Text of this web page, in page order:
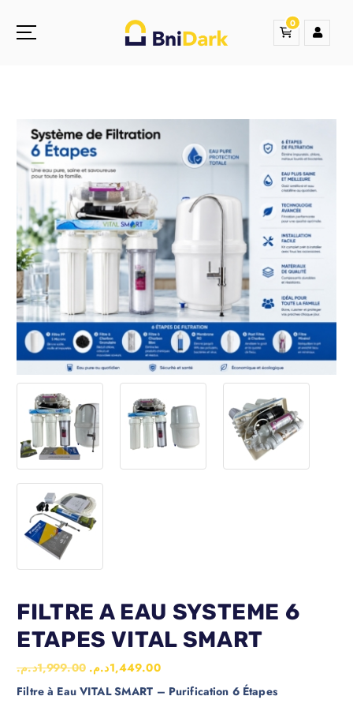
0
FILTRE A EAU SYSTEME 6
ETAPES VITAL SMART
1,999.00د.م. 1,449.00د.م.
Filtre à Eau VITAL SMART – Purification 6 Étapes